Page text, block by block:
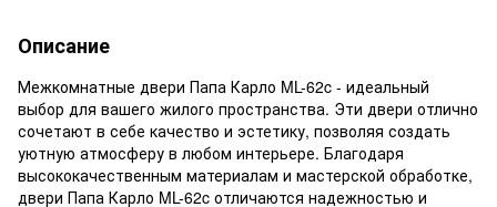
Описание
Межкомнатные двери Папа Карло ML-62c - идеальный
выбор для вашего жилого пространства. Эти двери отлично
сочетают в себе качество и эстетику, позволяя создать
уютную атмосферу в любом интерьере. Благодаря
высококачественным материалам и мастерской обработке,
двери Папа Карло ML-62c отличаются надежностью и